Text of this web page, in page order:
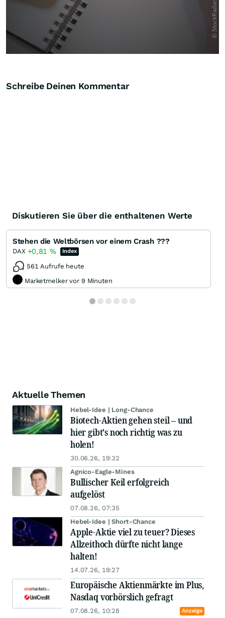
Schreibe Deinen Kommentar
Diskutieren Sie über die enthaltenen Werte
Stehen die Weltbörsen vor einem Crash ???
DAX +0,81 % Index
561 Aufrufe heute
Marketmelker vor 9 Minuten
Aktuelle Themen
Hebel-Idee | Long-Chance
Biotech-Aktien gehen steil – und
hier gibt's noch richtig was zu
holen!
30.06.26, 19:32
Agnico-Eagle-Mines
Bullischer Keil erfolgreich
aufgelöst
07.08.26, 07:35
Hebel-Idee | Short-Chance
Apple-Aktie viel zu teuer? Dieses
Allzeithoch dürfte nicht lange
halten!
14.07.26, 19:27
Europäische Aktienmärkte im Plus,
Nasdaq vorbörslich gefragt
07.08.26, 10:28 Anzeige